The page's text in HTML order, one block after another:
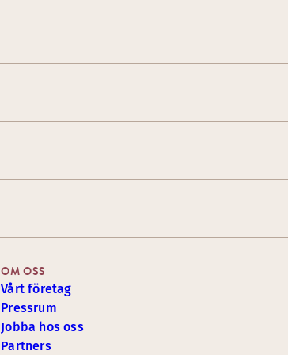
OM OSS
Vårt företag
Pressrum
Jobba hos oss
Partners